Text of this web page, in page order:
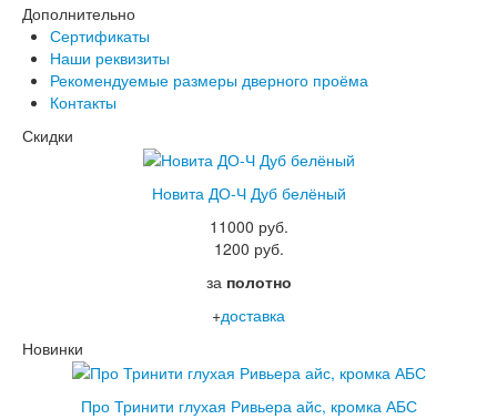
Дополнительно
Сертификаты
Наши реквизиты
Рекомендуемые размеры дверного проёма
Контакты
Скидки
Новита ДО-Ч Дуб белёный
11000 руб.
1200 руб.
за полотно
+доставка
Новинки
Про Тринити глухая Ривьера айс, кромка АБС